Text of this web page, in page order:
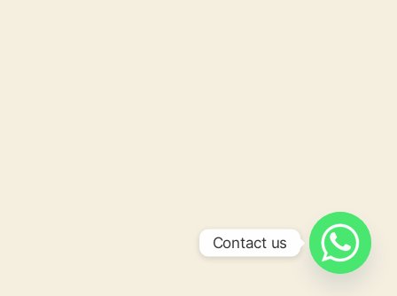
Contact us